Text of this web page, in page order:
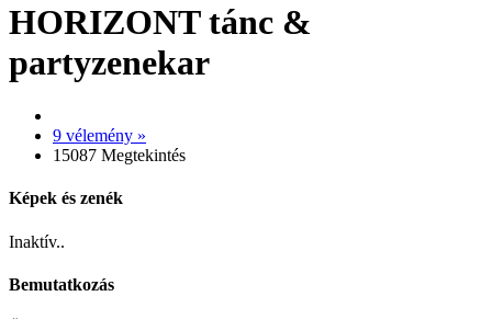
HORIZONT tánc &
partyzenekar
9 vélemény »
15087 Megtekintés
Képek és zenék
Inaktív..
Bemutatkozás